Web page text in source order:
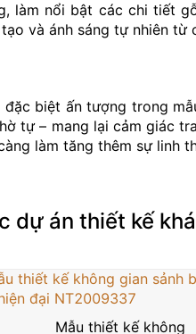
làm nổi bật các chi tiết
tạo và ánh sáng tự nhiên từ
đặc biệt ấn tượng trong
tự – mang lại cảm giác
làm tăng thêm sự linh
với nhịp sống hiện đại.
ai đang tìm kiếm sự khác
hệ ngay vớiBetaviet
cách sống thượng lưu của
dự án thiết kế
Mẫu thiết kế không